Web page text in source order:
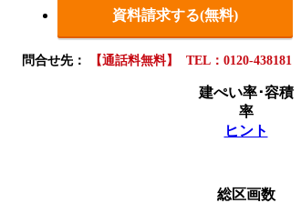
資料請求する(無料)
問合せ先： 【通話料無料】 TEL：0120-438181
建ぺい率･容積
率
ヒント
総区画数